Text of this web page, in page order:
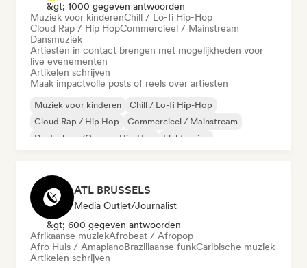
&gt; 1000 gegeven antwoorden
Muziek voor kinderenChill / Lo-fi Hip-Hop
Cloud Rap / Hip HopCommercieel / Mainstream
Dansmuziek
Artiesten in contact brengen met mogelijkheden voor
live evenementen
Artikelen schrijven
Maak impactvolle posts of reels over artiesten
Muziek voor kinderen
Chill / Lo-fi Hip-Hop
Cloud Rap / Hip Hop
Commercieel / Mainstream
Deutschrap/German Hip-Hop
Elektronica
ATL BRUSSELS
Media Outlet/Journalist
&gt; 600 gegeven antwoorden
Afrikaanse muziekAfrobeat / Afropop
Afro Huis / AmapianoBraziliaanse funkCaribische muziek
Artikelen schrijven